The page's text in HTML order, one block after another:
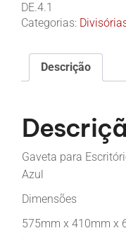
DE.4.1
Categorias:
Descrição
Gaveta para
Azul
Dimensões
575mm x 410mm x